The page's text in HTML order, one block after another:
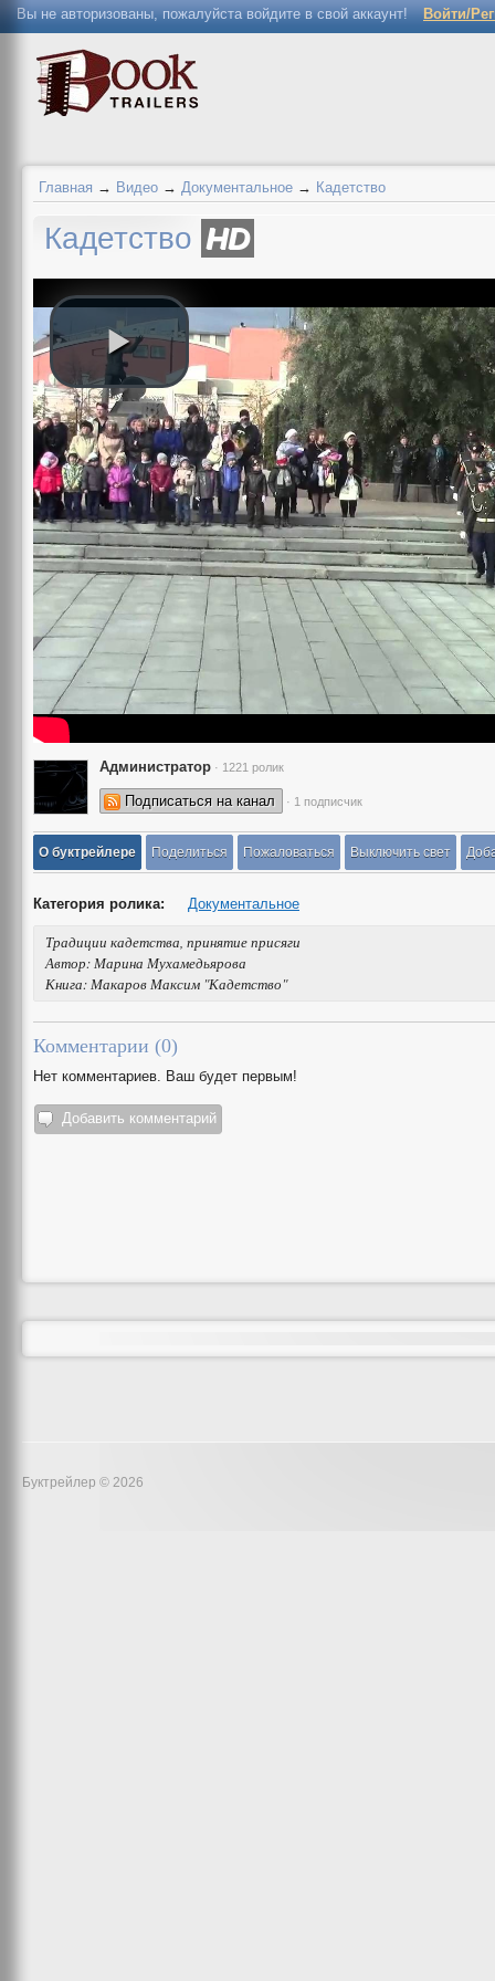
Вы не авторизованы, пожалуйста войдите в свой аккаунт! Войти/
Главная → Видео → Документальное → Кадетство
Кадетство HD
Администратор · 1221 ролик
Подписаться на канал · 1 подписчик
О буктрейлере Поделиться Пожаловаться Выключить свет
Категория ролика: Документальное
Традиции кадетства, принятие присяги
Автор: Марина Мухамедьярова
Книга: Макаров Максим "Кадетство"
Комментарии (0)
Нет комментариев. Ваш будет первым!
Добавить комментарий
Буктрейлер © 2026